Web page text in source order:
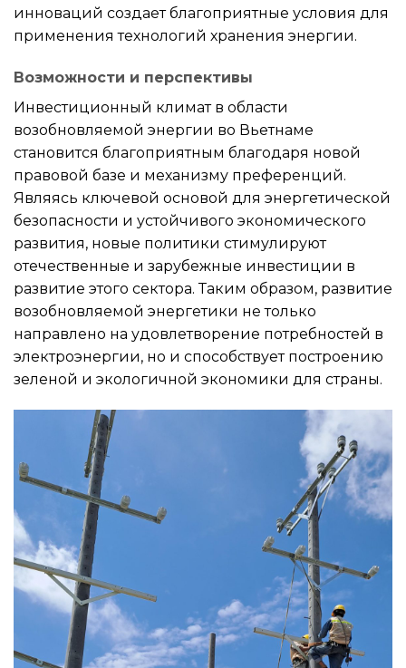
инноваций создает благоприятные условия для
применения технологий хранения энергии.
Возможности и перспективы
Инвестиционный климат в области
возобновляемой энергии во Вьетнаме
становится благоприятным благодаря новой
правовой базе и механизму преференций.
Являясь ключевой основой для энергетической
безопасности и устойчивого экономического
развития, новые политики стимулируют
отечественные и зарубежные инвестиции в
развитие этого сектора. Таким образом, развитие
возобновляемой энергетики не только
направлено на удовлетворение потребностей в
электроэнергии, но и способствует построению
зеленой и экологичной экономики для страны.